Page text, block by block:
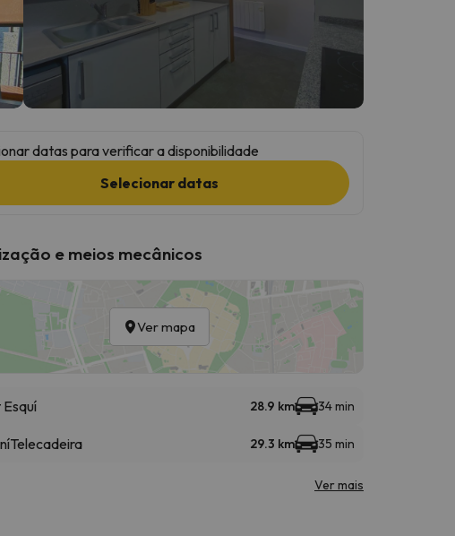
datas para verificar a disponibilidade
Selecionar datas
e meios mecânicos
Ver mapa
28.9 km 34 min
Telecadeira 29.3 km 35 min
Ver mais